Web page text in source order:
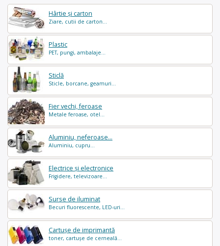
Hârtie și carton
Ziare, cutii de carton...
Plastic
PET, pungi, ambalaje...
Sticlă
Sticle, borcane, geamuri...
Fier vechi, feroase
Metale feroase, otel...
Aluminiu, neferoase...
Aluminiu, cupru...
Electrice și electronice
Frigidere, televizoare...
Surse de iluminat
Becuri fluorescente, LED-uri...
Cartușe de imprimantă
toner, cartușe de cerneală...